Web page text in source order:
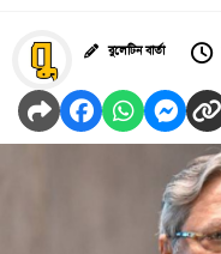
বুলেটিন বার্তা